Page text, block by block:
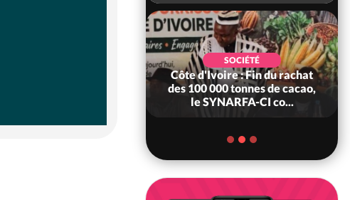
SOCIÉTÉ
Côte d'Ivoire : Fin du rachat
des 100 000 tonnes de cacao,
le SYNARFA-CI co...